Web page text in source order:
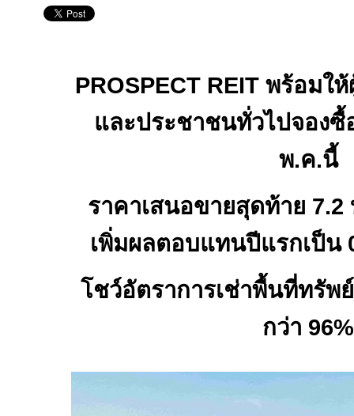
PROSPECT REITพร้อมให้
และประชาชนทั่วไปจอง
พ.ค.นี้
ราคาเสนอขายสุดท้าย 7.2
เพิ่มผลตอบแทนปีแรกเป็น
โชว์อัตราการเช่าพื้นที่ทรัพ
กว่า 96%